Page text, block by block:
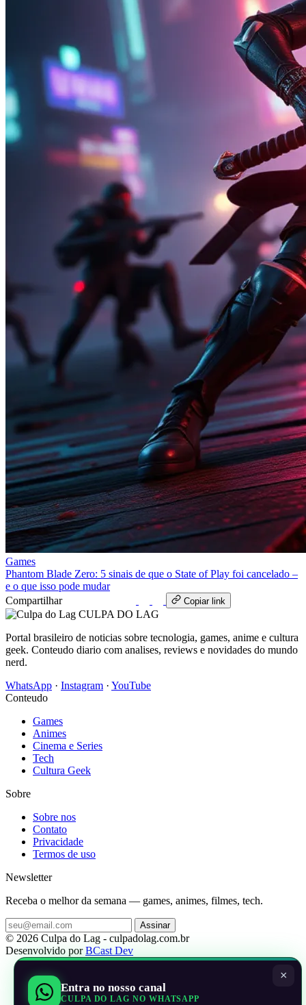
Games
Phantom Blade Zero: 5 sinais de que o State of Play foi cancelado –
e o que isso pode mudar
Compartilhar
Copiar link
CULPA DO LAG
Portal brasileiro de noticias sobre tecnologia, games, anime e cultura
geek. Conteudo diario com analises, reviews e novidades do mundo
nerd.
WhatsApp · Instagram · YouTube
Conteudo
Games
Animes
Cinema e Series
Tech
Cultura Geek
Sobre
Sobre nos
Contato
Privacidade
Termos de uso
Newsletter
Receba o melhor da semana — games, animes, filmes, tech.
Assinar
© 2026 Culpa do Lag - culpadolag.com.br
Desenvolvido porBCast Dev
×
Entra no nosso canal
CULPA DO LAG NO WHATSAPP